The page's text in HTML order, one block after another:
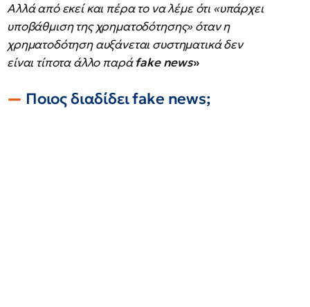
Αλλά από εκεί και πέρα το να λέμε ότι «υπάρχει
υποβάθμιση της χρηματοδότησης» όταν η
χρηματοδότηση αυξάνεται συστηματικά δεν
είναι τίποτα άλλο παράfake news»
Ποιος διαδίδει fake news;